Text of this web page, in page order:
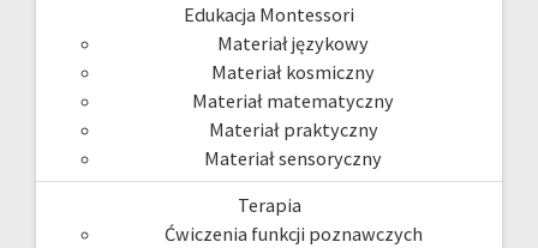
Edukacja Montessori
Materiał językowy
Materiał kosmiczny
Materiał matematyczny
Materiał praktyczny
Materiał sensoryczny
Terapia
Ćwiczenia funkcji poznawczych